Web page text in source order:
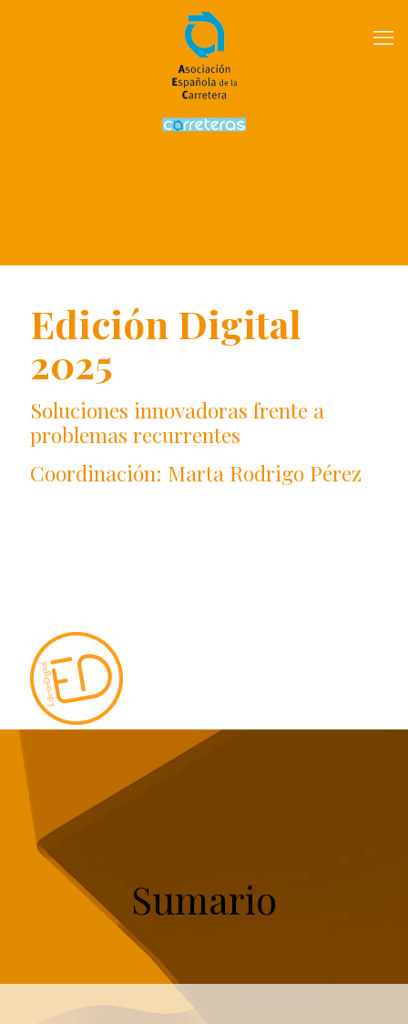
Edición Digital
2025
Soluciones innovadoras frente a
problemas recurrentes
Coordinación: Marta Rodrigo Pérez
Sumario